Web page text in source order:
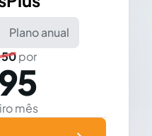
Plano anual
por
mês